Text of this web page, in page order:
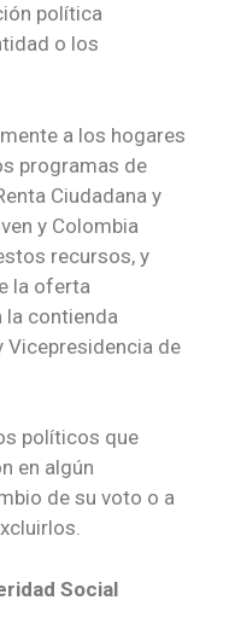
política
o los
a los hogares
programas de
Ciudadana y
y Colombia
recursos, y
la oferta
la contienda
Vicepresidencia de
políticos que
en algún
de su voto o a
Social